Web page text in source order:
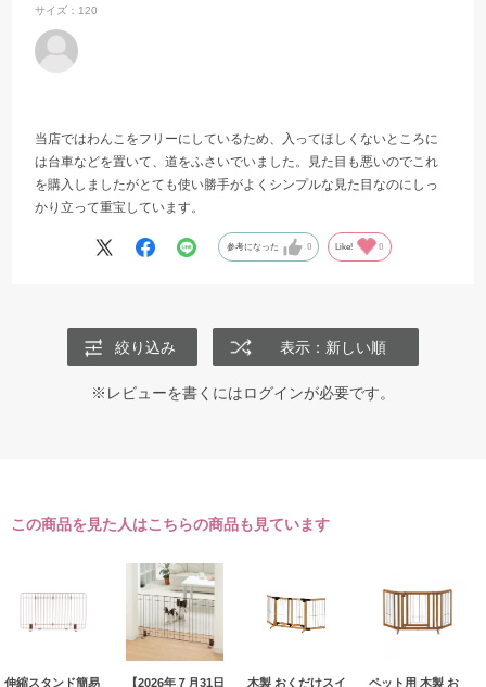
サイズ：120
当店ではわんこをフリーにしているため、入ってほしくないところに
は台車などを置いて、道をふさいでいました。見た目も悪いのでこれ
を購入しましたがとても使い勝手がよくシンプルな見た目なのにしっ
かり立って重宝しています。
参考になった 0 Like! 0
絞り込み 表示：新しい順
※レビューを書くにはログインが必要です。
この商品を見た人はこちらの商品も見ています
伸縮スタンド簡易
【2026年７月31日
木製 おくだけスイ
ペット用 木製 お